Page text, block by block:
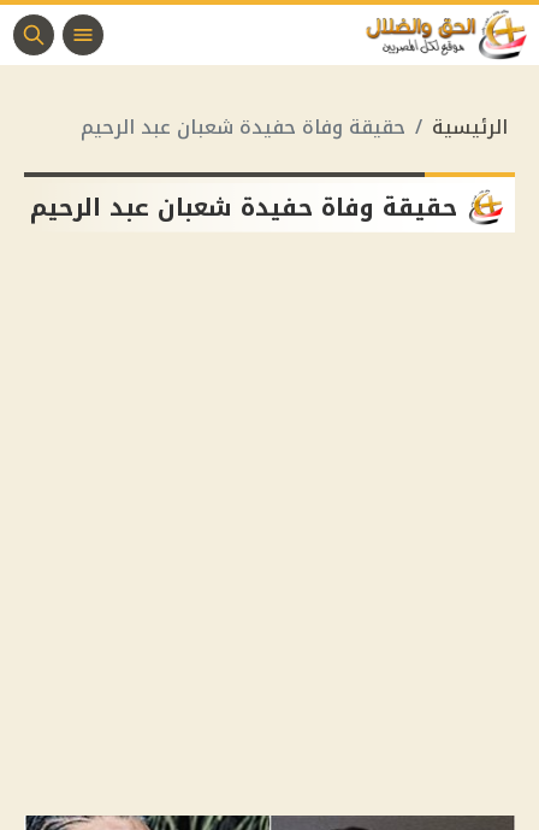
الرئيسية حقيقة وفاة حفيدة شعبان عبد الرحيم
حقيقة وفاة حفيدة شعبان عبد الرحيم